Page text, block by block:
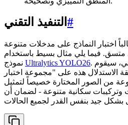
التنفيذ التقني #
اختبار النماذج على مدخلات متنوعة
فيما يلي مثال بسيط باستخدام
Ultralytics YOLO26. في تدقيق عدالة واقعي، سيقوم
الاستدلال هذه على "مجموعة اختبار
من الصور المختارة خصيصاً لتمثيل